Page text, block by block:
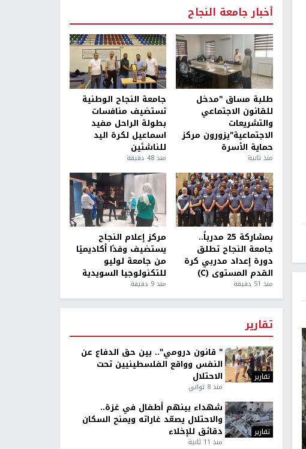
أخبار جامعة النجاح
طلبة مساق "مدخل
للقانون الاجتماعي
والتشريعات
الاجتماعية"يزورون مركز
حماية الأسرة
منذ ثانية
جامعة النجاح الوطنية
تستضيف منافسات
بطولة الراحل مفيد
اسماعيل لكرة اليد
للناشئين
منذ 48 دقيقة
بمشاركة 25 مدرباً..
جامعة النجاح تطلق
دورة إعداد مدربي كرة
القدم المستوى (C)
منذ 51 دقيقة
مركز إعلام النجاح
يستضيف وفدًا أكاديميًا
من جامعة لوليو
للتكنولوجيا السويدية
منذ 9 دقيقة
تقارير
تقارير
" قانون درومي".. بين حق الدفاع عن
النفس وواقع الفلسطينيين تحت
الاحتلال
منذ 8 ثواني
تقارير
شهداء بينهم أطفال في غزة..
والاحتلال يصعّد غاراته ويمنح السكان
دقائق للإخلاء
منذ 11 ثانية